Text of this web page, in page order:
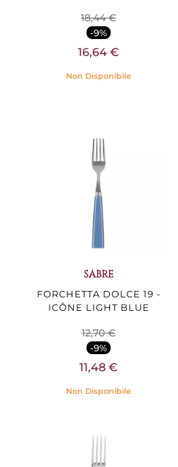
18,44 €
-9%
16,64 €
Non Disponibile
SABRE
FORCHETTA DOLCE 19 -
ICÔNE LIGHT BLUE
12,70 €
-9%
11,48 €
Non Disponibile